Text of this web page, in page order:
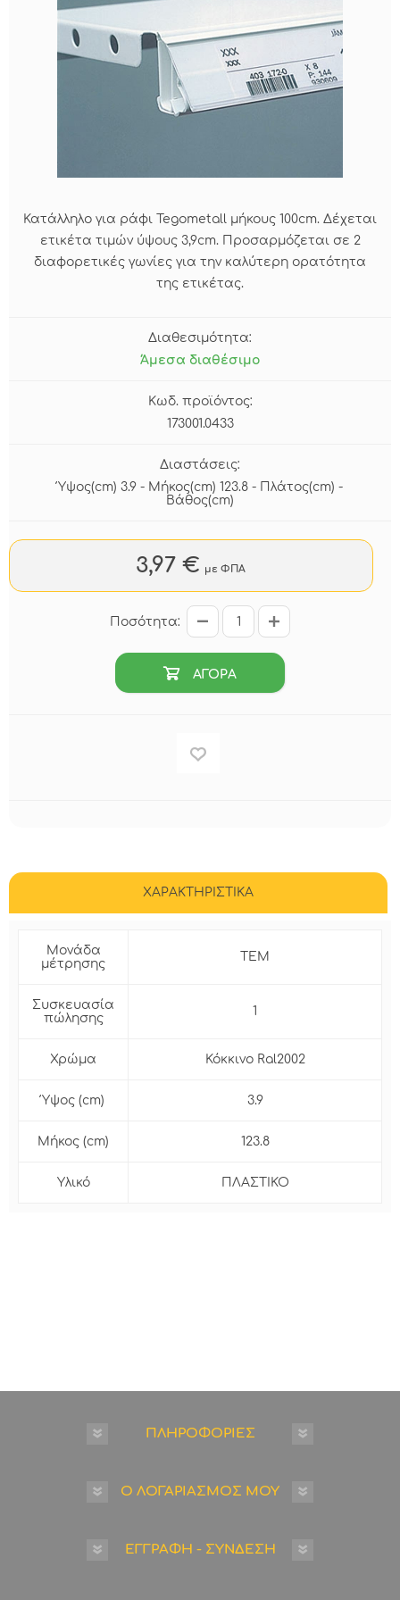
Κατάλληλο για ράφι Tegometall μήκους 100cm. Δέχεται
ετικέτα τιμών ύψους 3,9cm. Προσαρμόζεται σε 2
διαφορετικές γωνίες για την καλύτερη ορατότητα
της ετικέτας.
Διαθεσιμότητα:
Άμεσα διαθέσιμο
Κωδ. προϊόντος:
173001.0433
Διαστάσεις:
Ύψος(cm) 3.9 - Μήκος(cm) 123.8 - Πλάτος(cm) -
Βάθος(cm)
3,97 € με ΦΠΑ
Ποσότητα:
ΑΓΟΡΑ
ΧΑΡΑΚΤΗΡΙΣΤΙΚΑ
Μονάδα
μέτρησης
ΤΕΜ
Συσκευασία
πώλησης
1
Χρώμα Κόκκινο Ral2002
Ύψος (cm) 3.9
Μήκος (cm) 123.8
Υλικό ΠΛΑΣΤΙΚΟ
ΠΛΗΡΟΦΟΡΙΕΣ
Ο ΛΟΓΑΡΙΑΣΜΟΣ ΜΟΥ
ΕΓΓΡΑΦΗ - ΣΥΝΔΕΣΗ